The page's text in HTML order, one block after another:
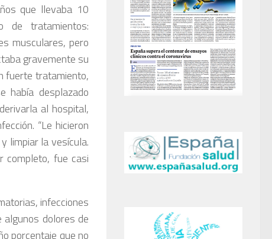
que llevaba 10
de tratamientos:
musculares, pero
gravemente su
fuerte tratamiento,
desplazado
al hospital,
“Le hicieron
limpiar la vesícula.
completo, fue casi
infecciones
dolores de
porcentaje que no